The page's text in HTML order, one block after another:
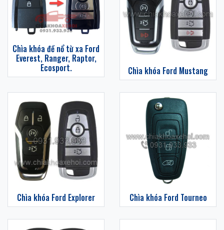
Chìa khóa đề nổ từ xa Ford
Everest, Ranger, Raptor,
Ecosport. Chìa khóa Ford Mustang
Chìa khóa Ford Explorer Chìa khóa Ford Tourneo